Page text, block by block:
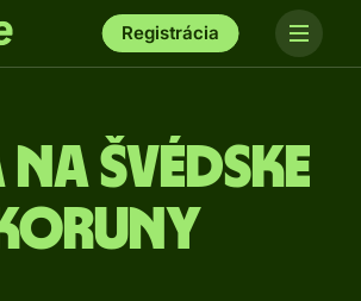
Registrácia
na švédske
koruny